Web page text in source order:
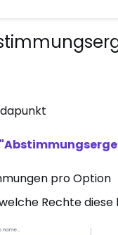
pro Option
Rechte diese